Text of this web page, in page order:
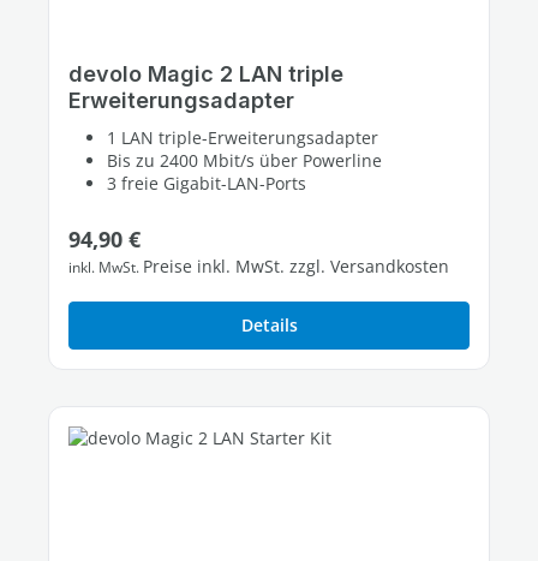
devolo Magic 2 LAN triple
Erweiterungsadapter
1 LAN triple-Erweiterungsadapter
Bis zu 2400 Mbit/s über Powerline
3 freie Gigabit-LAN-Ports
Regulärer Preis:
94,90 €
inkl. MwSt. Preise inkl. MwSt. zzgl. Versandkosten
Details